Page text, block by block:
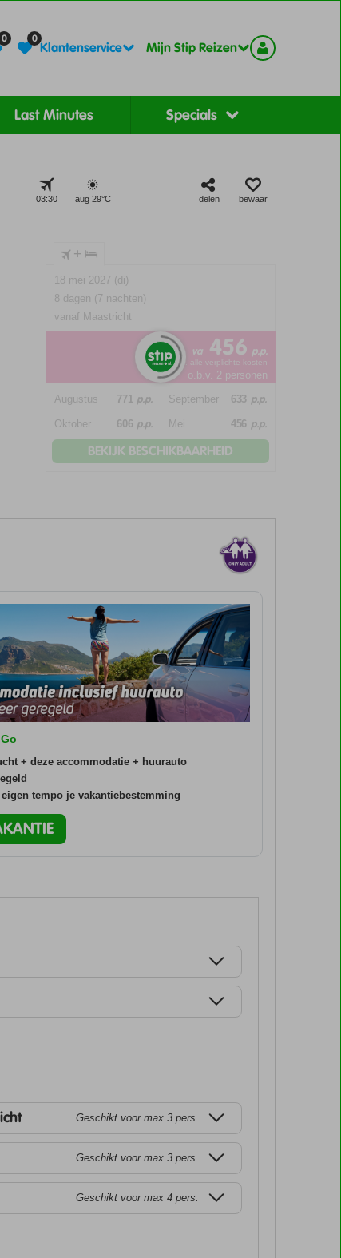
0 0
Klantenservice Mijn Stip Reizen
Last Minutes Specials
03:30 aug 29°C delen bewaar
+
18 mei 2027 (di)
8 dagen (7 nachten)
vanaf Maastricht
va 456 p.p.
*incl. alle verplichte kosten
o.b.v. 2 personen
Augustus 771 p.p. September 633 p.p.
Oktober 606 p.p. Mei 456 p.p.
BEKIJK BESCHIKBAARHEID
+ deze accommodatie + huurauto
tempo je vakantiebestemming
Geschikt voor max 3 pers.
Geschikt voor max 3 pers.
Geschikt voor max 4 pers.